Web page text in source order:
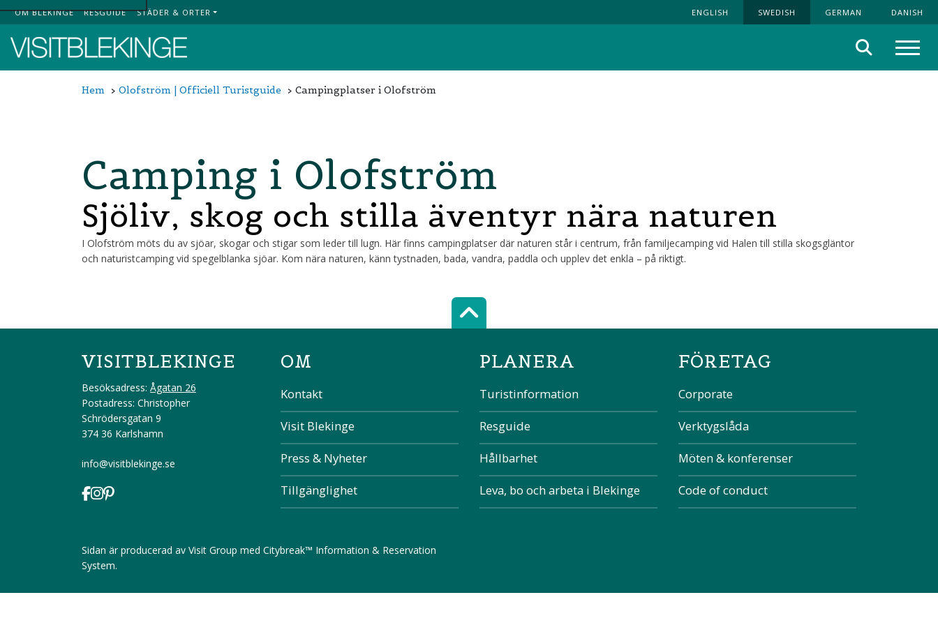
Top Menu
OM BLEKINGE RESGUIDE STÄDER & ORTER ENGLISH SWEDISH GERMAN DANISH
Sök
Hem Olofström | Officiell Turistguide Campingplatser i Olofström
Camping i Olofström
Sjöliv, skog och stilla äventyr nära naturen
I Olofström möts du av sjöar, skogar och stigar som leder till lugn. Här finns campingplatser där naturen står i centrum, från familjecamping vid Halen till stilla skogsgläntor
och naturistcamping vid spegelblanka sjöar. Kom nära naturen, känn tystnaden, bada, vandra, paddla och upplev det enkla – på riktigt.
Scroll top of the page
VISITBLEKINGE
Besöksadress: Ågatan 26
Postadress: Christopher
Schrödersgatan 9
374 36 Karlshamn
info@visitblekinge.se
OM
Kontakt
Visit Blekinge
Press & Nyheter
Tillgänglighet
PLANERA
Turistinformation
Resguide
Hållbarhet
Leva, bo och arbeta i Blekinge
FÖRETAG
Corporate
Verktygslåda
Möten & konferenser
Code of conduct
Sidan är producerad av Visit Group med Citybreak™ Information & Reservation
System.